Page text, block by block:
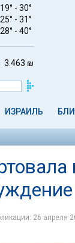
19° - 30°
25° - 31°
28° - 40°
3.463 ₪
ИЗРАИЛЬ
26 апреля